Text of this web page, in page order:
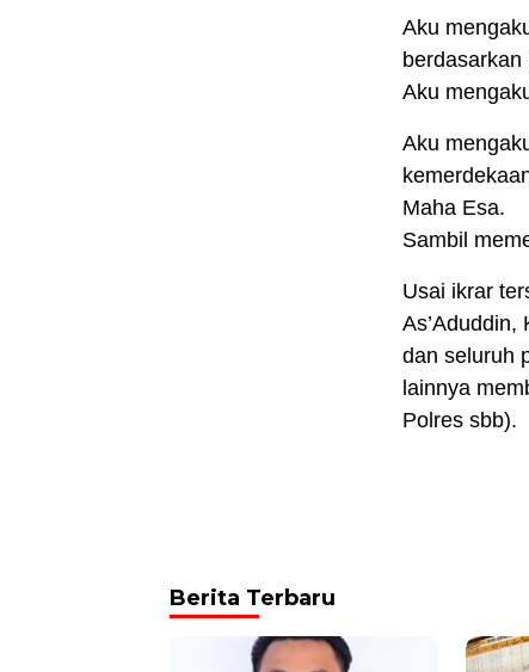
Aku
berdasarkan
Aku
Aku
Maha Esa.
Sambil
Usai ikrar
As’Aduddin,
dan seluruh
lainnya
Polres sbb).
Berita Terbaru